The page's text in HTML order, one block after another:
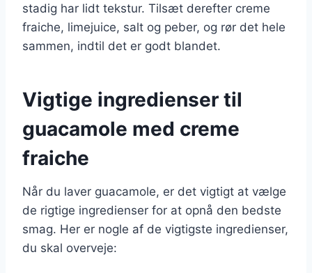
stadig har lidt tekstur. Tilsæt derefter creme
fraiche, limejuice, salt og peber, og rør det hele
sammen, indtil det er godt blandet.
Vigtige ingredienser til
guacamole med creme
fraiche
Når du laver guacamole, er det vigtigt at vælge
de rigtige ingredienser for at opnå den bedste
smag. Her er nogle af de vigtigste ingredienser,
du skal overveje: